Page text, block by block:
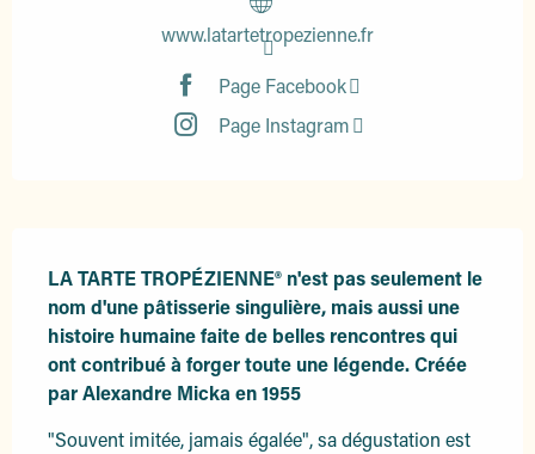
www.latartetropezienne.fr
Page Facebook
Page Instagram
LA TARTE TROPÉZIENNE® n'est pas seulement le
nom d'une pâtisserie singulière, mais aussi une
histoire humaine faite de belles rencontres qui
ont contribué à forger toute une légende. Créée
par Alexandre Micka en 1955
"Souvent imitée, jamais égalée", sa dégustation est